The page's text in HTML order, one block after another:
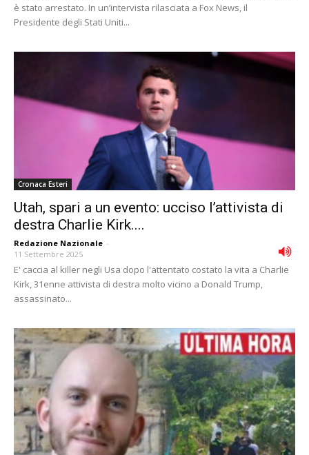
è stato arrestato. In un’intervista rilasciata a Fox News, il
Presidente degli Stati Uniti...
Cronaca Esteri
Utah, spari a un evento: ucciso l’attivista di
destra Charlie Kirk....
Redazione Nazionale -
11 Settembre 2025
E' caccia al killer negli Usa dopo l'attentato costato la vita a Charlie
Kirk, 31enne attivista di destra molto vicino a Donald Trump,
assassinato...